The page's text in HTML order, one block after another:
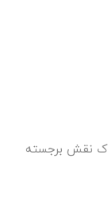
نقش برجسته